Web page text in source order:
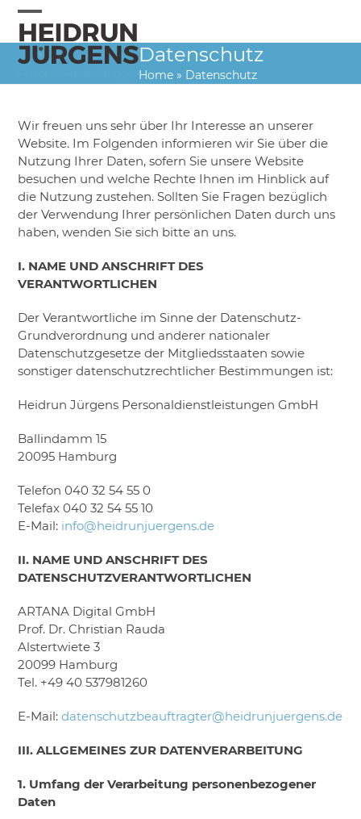
Skip
content
Open
mobile
menu
Close
mobile
menu
Datenschutz
Home » Datenschutz
Wir freuen uns sehr über Ihr Interesse an unserer
Website. Im Folgenden informieren wir Sie über die
Nutzung Ihrer Daten, sofern Sie unsere Website
besuchen und welche Rechte Ihnen im Hinblick auf
die Nutzung zustehen. Sollten Sie Fragen bezüglich
der Verwendung Ihrer persönlichen Daten durch uns
haben, wenden Sie sich bitte an uns.
I. NAME UND ANSCHRIFT DES
VERANTWORTLICHEN
Der Verantwortliche im Sinne der Datenschutz-
Grundverordnung und anderer nationaler
Datenschutzgesetze der Mitgliedsstaaten sowie
sonstiger datenschutzrechtlicher Bestimmungen ist:
Heidrun Jürgens Personaldienstleistungen GmbH
Ballindamm 15
20095 Hamburg
Telefon 040 32 54 55 0
Telefax 040 32 54 55 10
E-Mail: info@heidrunjuergens.de
II. NAME UND ANSCHRIFT DES
DATENSCHUTZVERANTWORTLICHEN
ARTANA Digital GmbH
Prof. Dr. Christian Rauda
Alstertwiete 3
20099 Hamburg
Tel. +49 40 537981260
E-Mail:datenschutzbeauftragter@heidrunjuergens.de
III. ALLGEMEINES ZUR DATENVERARBEITUNG
1. Umfang der Verarbeitung personenbezogener
Daten